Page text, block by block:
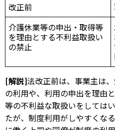
改正前
介護休業等の申出・取得等
を理由とする不利益取扱い
の禁止
[解説]法改正前は、事業主は
の利用や、利用の申出を理由
等の不利益な取扱いをしては
たが、制度利用がしやすくな